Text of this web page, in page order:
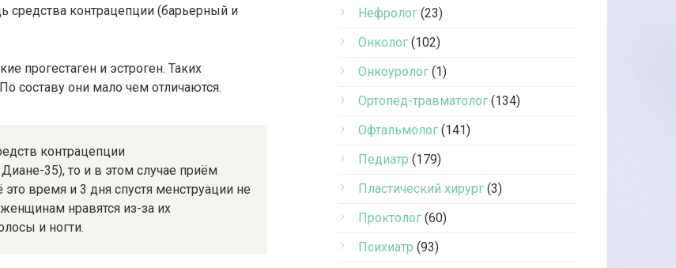
средства контрацепции (барьерный и
прогестаген и эстроген. Таких
составу они мало чем отличаются.
контрацепции
35), то и в этом случае приём
время и 3 дня спустя менструации не
нравятся из-за их
и ногти.
Нефролог (23)
Онколог (102)
Онкоуролог (1)
Ортопед-травматолог (134)
Офтальмолог (141)
Педиатр (179)
Пластический хирург (3)
Проктолог (60)
Психиатр (93)